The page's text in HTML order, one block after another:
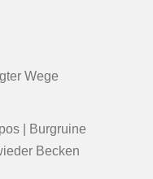
Wege
| Burgruine
Becken